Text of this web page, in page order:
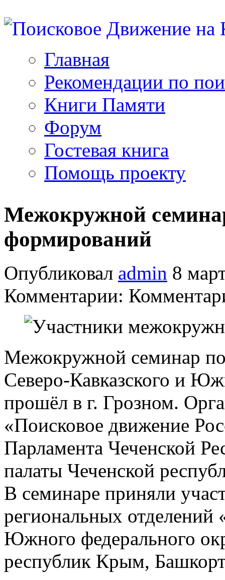
Главная
Рекомендации по
Книги Памяти
Форум
Гостевая книга
Помощь проекту
Межокружной
формирований
Опубликовал admin 8
Комментарии:
Межокружной семинар
Северо-Кавказского и
прошёл в г. Грозном.
«Поисковое движение
Парламента Чеченской
палаты Чеченской
В семинаре приняли
региональных
Южного федерального
республик Крым,